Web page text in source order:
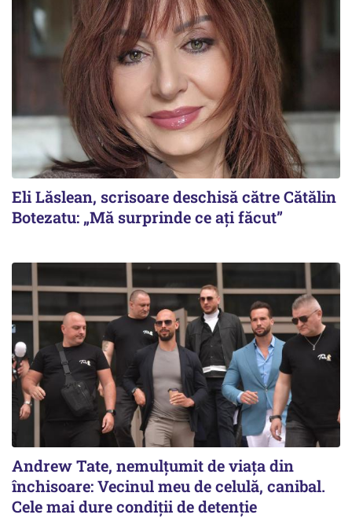
Eli Lăslean, scrisoare deschisă către Cătălin
Botezatu: „Mă surprinde ce ați făcut”
Andrew Tate, nemulțumit de viața din
închisoare: Vecinul meu de celulă, canibal.
Cele mai dure condiții de detenție